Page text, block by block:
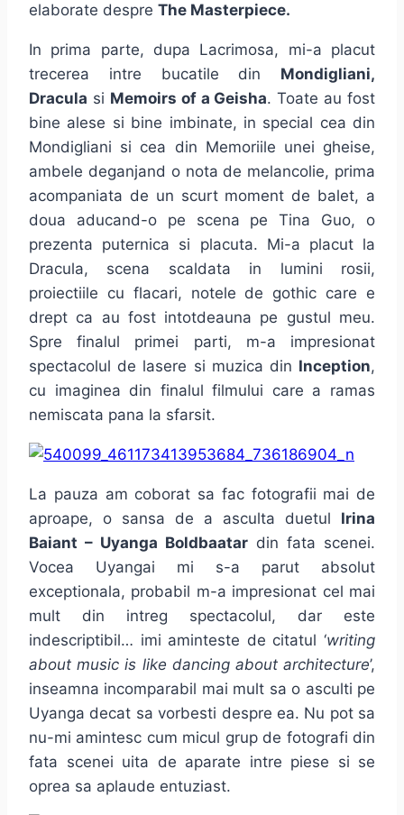
elaborate despre The Masterpiece.
In prima parte, dupa Lacrimosa, mi-a placut
trecerea intre bucatile din Mondigliani,
Dracula si Memoirs of a Geisha. Toate au fost
bine alese si bine imbinate, in special cea din
Mondigliani si cea din Memoriile unei gheise,
ambele deganjand o nota de melancolie, prima
acompaniata de un scurt moment de balet, a
doua aducand-o pe scena pe Tina Guo, o
prezenta puternica si placuta. Mi-a placut la
Dracula, scena scaldata in lumini rosii,
proiectiile cu flacari, notele de gothic care e
drept ca au fost intotdeauna pe gustul meu.
Spre finalul primei parti, m-a impresionat
spectacolul de lasere si muzica din Inception,
cu imaginea din finalul filmului care a ramas
nemiscata pana la sfarsit.
La pauza am coborat sa fac fotografii mai de
aproape, o sansa de a asculta duetul Irina
Baiant – Uyanga Boldbaatar din fata scenei.
Vocea Uyangai mi s-a parut absolut
exceptionala, probabil m-a impresionat cel mai
mult din intreg spectacolul, dar este
indescriptibil… imi aminteste de citatul ‘writing
about music is like dancing about architecture’,
inseamna incomparabil mai mult sa o asculti pe
Uyanga decat sa vorbesti despre ea. Nu pot sa
nu-mi amintesc cum micul grup de fotografi din
fata scenei uita de aparate intre piese si se
oprea sa aplaude entuziast.